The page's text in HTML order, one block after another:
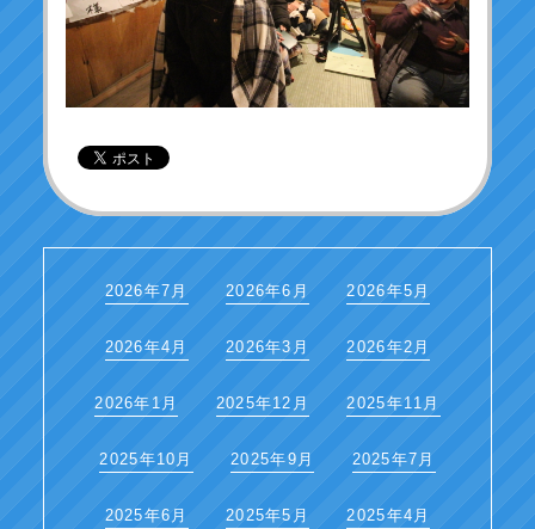
2026年7月 2026年6月 2026年5月
2026年4月 2026年3月 2026年2月
2026年1月 2025年12月 2025年11月
2025年10月 2025年9月 2025年7月
2025年6月 2025年5月 2025年4月